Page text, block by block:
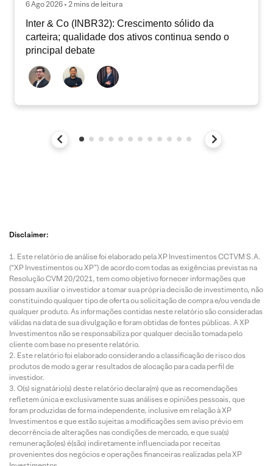
6 Ago 2026 • 2 mins de leitura
Inter & Co (INBR32): Crescimento sólido da
carteira; qualidade dos ativos continua sendo o
principal debate
Disclaimer:
Este relatório de análise foi elaborado pela XP Investimentos CCTVM S.A.
(“XP Investimentos ou XP”) de acordo com todas as exigências previstas na
Resolução CVM 20/2021, tem como objetivo fornecer informações que
possam auxiliar o investidor a tomar sua própria decisão de investimento, não
constituindo qualquer tipo de oferta ou solicitação de compra e/ou venda de
qualquer produto. As informações contidas neste relatório são consideradas
válidas na data de sua divulgação e foram obtidas de fontes públicas. A XP
Investimentos não se responsabiliza por qualquer decisão tomada pelo
cliente com base no presente relatório.
Este relatório foi elaborado considerando a classificação de risco dos
produtos de modo a gerar resultados de alocação para cada perfil de
investidor.
O(s) signatário(s) deste relatório declara(m) que as recomendações
refletem única e exclusivamente suas análises e opiniões pessoais, que
foram produzidas de forma independente, inclusive em relação à XP
Investimentos e que estão sujeitas a modificações sem aviso prévio em
decorrência de alterações nas condições de mercado, e que sua(s)
remuneração(es) é(são) indiretamente influenciada por receitas
provenientes dos negócios e operações financeiras realizadas pela XP